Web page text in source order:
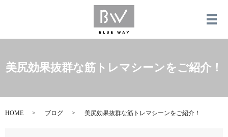
メ
美尻効果抜群な筋トレマシーンをご紹介！
HOME ブログ 美尻効果抜群な筋トレマシーンをご紹介！